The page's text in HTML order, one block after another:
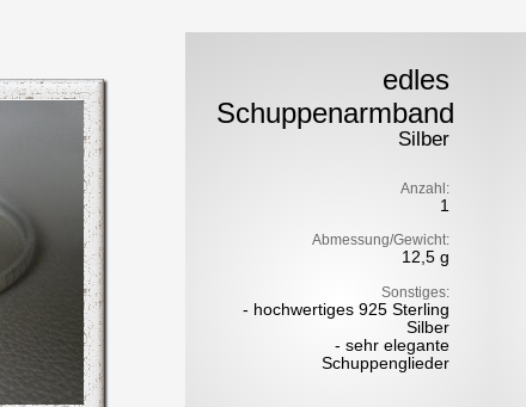
edles
Schuppenarmband
Silber
Anzahl:
1
Abmessung/Gewicht:
12,5 g
Sonstiges:
- hochwertiges 925 Sterling
Silber
- sehr elegante
Schuppenglieder